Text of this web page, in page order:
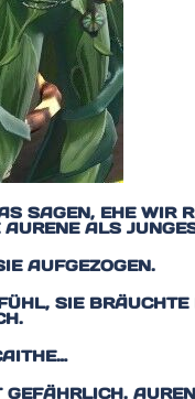
SAGEN, EHE WIR
ALS
AUFGEZOGEN.
SIE